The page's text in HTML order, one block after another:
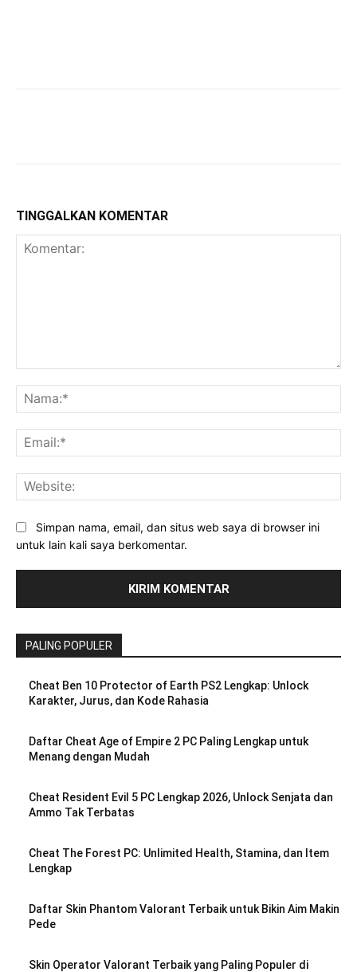
TINGGALKAN KOMENTAR
Simpan nama, email, dan situs web saya di browser ini
untuk lain kali saya berkomentar.
PALING POPULER
Cheat Ben 10 Protector of Earth PS2 Lengkap: Unlock
Karakter, Jurus, dan Kode Rahasia
Daftar Cheat Age of Empire 2 PC Paling Lengkap untuk
Menang dengan Mudah
Cheat Resident Evil 5 PC Lengkap 2026, Unlock Senjata dan
Ammo Tak Terbatas
Cheat The Forest PC: Unlimited Health, Stamina, dan Item
Lengkap
Daftar Skin Phantom Valorant Terbaik untuk Bikin Aim Makin
Pede
Skin Operator Valorant Terbaik yang Paling Populer di